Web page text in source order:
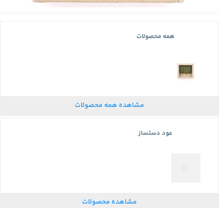
همه محصولات
مشاهده همه محصولات
عود دستساز
مشاهده محصولات